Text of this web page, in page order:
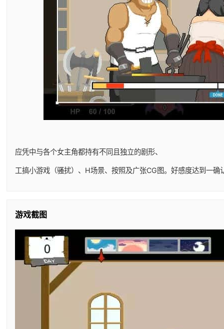
应凭中与各个女主角都持有不同且独立的剧形、
工搞小游戏（骚扰）、H场景、按照及广张CG图。好感度达到一
游戏截图